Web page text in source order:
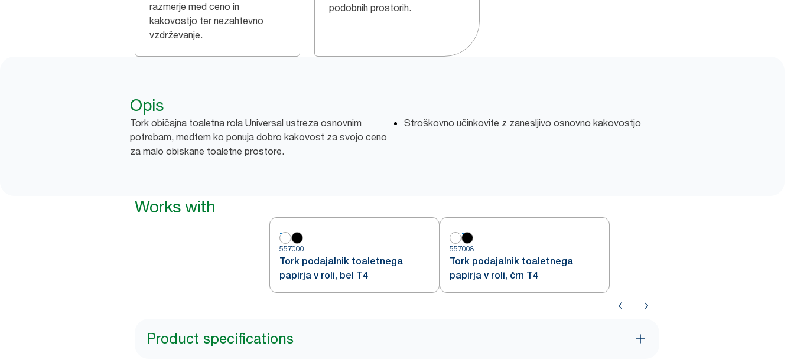
razmerje med ceno in
kakovostjo ter nezahtevno
vzdrževanje.
podobnih prostorih.
Opis
Tork običajna toaletna rola Universal ustreza osnovnim
potrebam, medtem ko ponuja dobro kakovost za svojo ceno
za malo obiskane toaletne prostore.
Stroškovno učinkovite z zanesljivo osnovno kakovostjo
Works with
557000
Tork podajalnik toaletnega
papirja v roli, bel T4
557008
Tork podajalnik toaletnega
papirja v roli, črn T4
Product specifications